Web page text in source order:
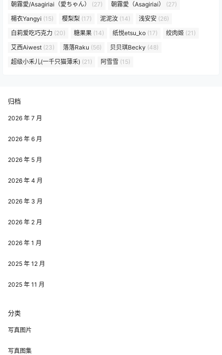
朝霧愛/Asagiriai（愛ちゃん）
(27) 朝霧愛（Asagiriai）
(27)
楊衣Yangyi (15) 樱梨梨 (17) 泥泥汝 (14) 浅安安 (26)
白莉爱吃巧克力 (20) 糖果果 (14) 纸悦etsu_ko (17) 绞肉姬 (21)
艾西Aiwest (23) 落落Raku (56) 贝贝琪Becky (48)
超级小禾儿(一千只猫薄禾) (21) 阿雪雪 (15)
归档
2026 年 7 月
2026 年 6 月
2026 年 5 月
2026 年 4 月
2026 年 3 月
2026 年 2 月
2026 年 1 月
2025 年 12 月
2025 年 11 月
分类
写真图片
写真图集